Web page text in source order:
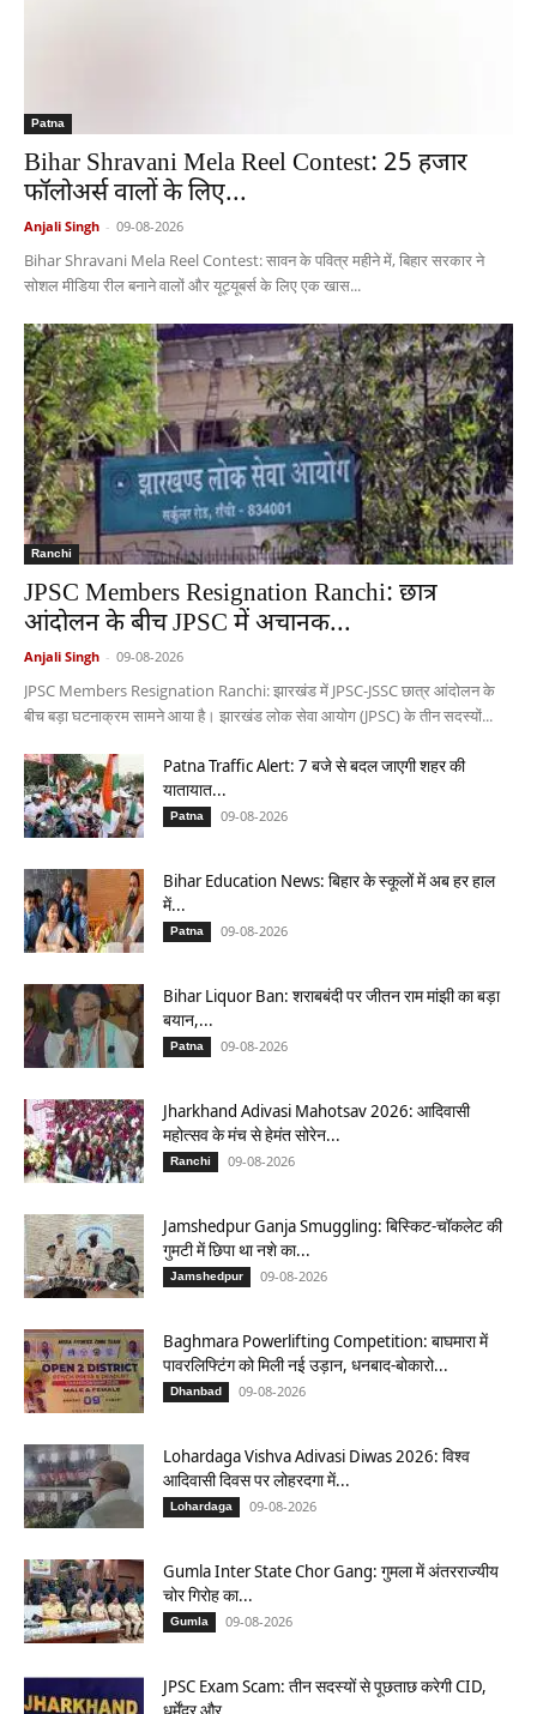
Patna
Bihar Shravani Mela Reel Contest: 25 हजार
फॉलोअर्स वालों के लिए...
Anjali Singh - 09-08-2026
Bihar Shravani Mela Reel Contest: सावन के पवित्र महीने में, बिहार सरकार ने
सोशल मीडिया रील बनाने वालों और यूट्यूबर्स के लिए एक खास...
Ranchi
JPSC Members Resignation Ranchi: छात्र
आंदोलन के बीच JPSC में अचानक...
Anjali Singh - 09-08-2026
JPSC Members Resignation Ranchi: झारखंड में JPSC-JSSC छात्र आंदोलन के
बीच बड़ा घटनाक्रम सामने आया है। झारखंड लोक सेवा आयोग (JPSC) के तीन सदस्यों...
Patna Traffic Alert: 7 बजे से बदल जाएगी शहर की
यातायात...
Patna 09-08-2026
Bihar Education News: बिहार के स्कूलों में अब हर हाल
में...
Patna 09-08-2026
Bihar Liquor Ban: शराबबंदी पर जीतन राम मांझी का बड़ा
बयान,...
Patna 09-08-2026
Jharkhand Adivasi Mahotsav 2026: आदिवासी
महोत्सव के मंच से हेमंत सोरेन...
Ranchi 09-08-2026
Jamshedpur Ganja Smuggling: बिस्किट-चॉकलेट की
गुमटी में छिपा था नशे का...
Jamshedpur 09-08-2026
Baghmara Powerlifting Competition: बाघमारा में
पावरलिफ्टिंग को मिली नई उड़ान, धनबाद-बोकारो...
Dhanbad 09-08-2026
Lohardaga Vishva Adivasi Diwas 2026: विश्व
आदिवासी दिवस पर लोहरदगा में...
Lohardaga 09-08-2026
Gumla Inter State Chor Gang: गुमला में अंतरराज्यीय
चोर गिरोह का...
Gumla 09-08-2026
JPSC Exam Scam: तीन सदस्यों से पूछताछ करेगी CID,